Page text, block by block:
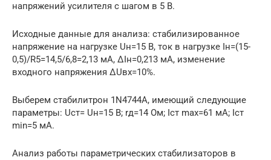
напряжений усилителя с шагом в 5 В.
Исходные данные для анализа: стабилизированное
напряжение на нагрузке Uн=15 В, ток в нагрузке Iн=(15-
0,5)/R5=14,5/6,8=2,13 мА, ΔIн=0,213 мА, изменение
входного напряжения ΔUвх=10%.
Выберем стабилитрон 1N4744A, имеющий следующие
параметры: Uст= Uн=15 В; rд=14 Ом; Iст max=61 мА; Iст
min=5 мА.
Анализ работы параметрических стабилизаторов в